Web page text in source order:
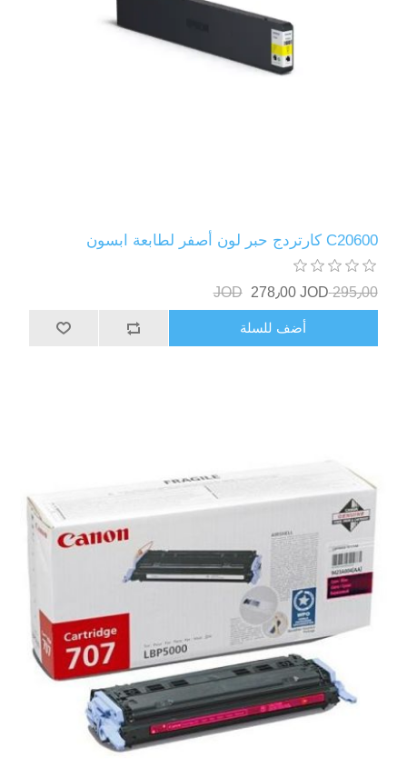
C20600 كارتردج حبر لون أصفر لطابعة ابسون
295٫00 JOD 278٫00 JOD
أضف للسلة